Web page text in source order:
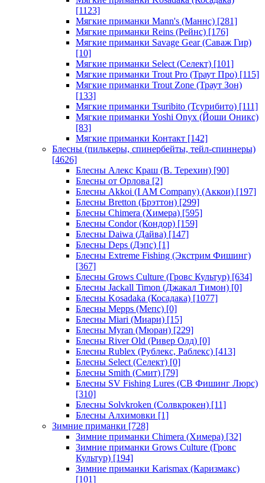
[1123]
Мягкие приманки Mann's (Маннс) [281]
Мягкие приманки Reins (Рейнс) [176]
Мягкие приманки Savage Gear (Саваж Гир)
[10]
Мягкие приманки Select (Селект) [101]
Мягкие приманки Trout Pro (Траут Про) [115]
Мягкие приманки Trout Zone (Траут Зон)
[133]
Мягкие приманки Tsuribito (Тсурибито) [111]
Мягкие приманки Yoshi Onyx (Йоши Оникс)
[83]
Мягкие приманки Контакт [142]
Блесны (пилькеры, спинербейты, тейл-спиннеры)
[4626]
Блесны Алекс Краш (В. Терехин) [90]
Блесны от Орлова [2]
Блесны Akkoi (I AM Company) (Аккои) [197]
Блесны Bretton (Брэттон) [299]
Блесны Chimera (Химера) [595]
Блесны Condor (Кондор) [159]
Блесны Daiwa (Дайва) [147]
Блесны Deps (Дэпс) [1]
Блесны Extreme Fishing (Экстрим Фишинг)
[367]
Блесны Grows Culture (Гровс Культур) [634]
Блесны Jackall Timon (Джакал Тимон) [0]
Блесны Kosadaka (Косадака) [1077]
Блесны Mepps (Мепс) [0]
Блесны Miari (Миари) [15]
Блесны Myran (Мюран) [229]
Блесны River Old (Ривер Олд) [0]
Блесны Rublex (Рублекс, Раблекс) [413]
Блесны Select (Селект) [0]
Блесны Smith (Смит) [79]
Блесны SV Fishing Lures (СВ Фишинг Люрс)
[310]
Блесны Solvkroken (Солвкрокен) [11]
Блесны Алхимовки [1]
Зимние приманки [728]
Зимние приманки Chimera (Химера) [32]
Зимние приманки Grows Culture (Гровс
Культур) [194]
Зимние приманки Karismax (Каризмакс)
[101]